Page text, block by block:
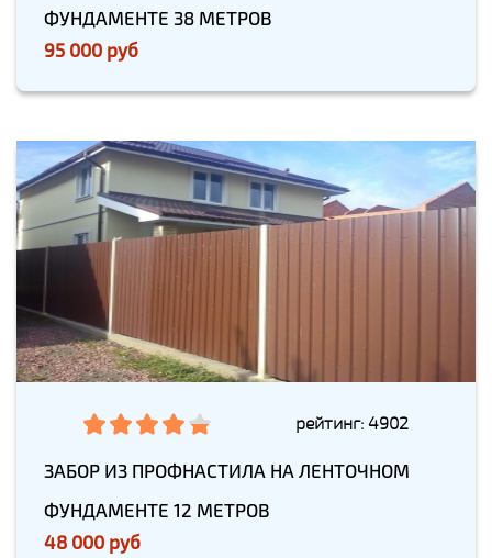
ФУНДАМЕНТЕ 38 МЕТРОВ
95 000 руб
рейтинг: 4902
ЗАБОР ИЗ ПРОФНАСТИЛА НА ЛЕНТОЧНОМ
ФУНДАМЕНТЕ 12 МЕТРОВ
48 000 руб